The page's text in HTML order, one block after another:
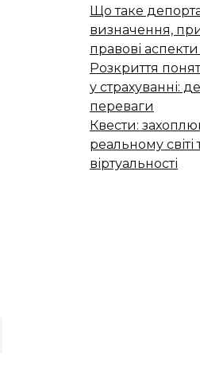
Що таке
визначення,
правові
Розкриття
у страхуванні:
переваги
Квести:
реальному світі
віртуальності